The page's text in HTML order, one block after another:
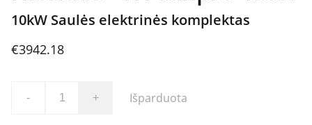
10kW Saulės elektrinės komplektas
€3942.18
- + Išparduota